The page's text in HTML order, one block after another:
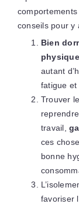
conseils pour y
Bien
physique
autant
fatigue et
Trouver
travail,
ces
bonne
favoriser